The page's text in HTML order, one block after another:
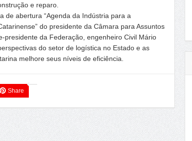
e reparo.
de abertura “Agenda da Indústria para a
do presidente da Câmara para Assuntos
presidente da Federação, engenheiro Civil Mário
do setor de logística no Estado e as
melhore seus níveis de eficiência.
Share